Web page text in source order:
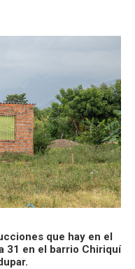
que hay en el
31 en el barrio Chiriquí